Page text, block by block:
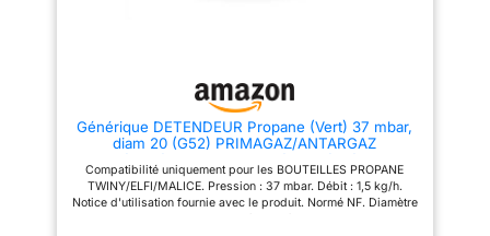
Générique DETENDEUR Propane (Vert) 37 mbar,
diam 20 (G52) PRIMAGAZ/ANTARGAZ
Car/Deserbeur/Chalumeau/Gaz
Compatibilité uniquement pour les BOUTEILLES PROPANE
TWINY/ELFI/MALICE. Pression : 37 mbar. Débit : 1,5 kg/h.
Notice d'utilisation fournie avec le produit. Normé NF. Diamètre